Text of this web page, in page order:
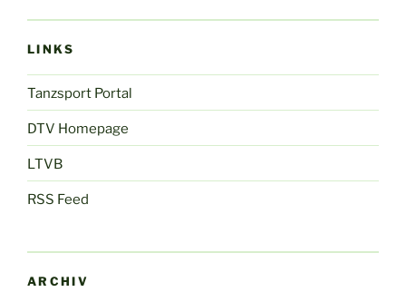
LINKS
Tanzsport Portal
DTV Homepage
LTVB
RSS Feed
ARCHIV